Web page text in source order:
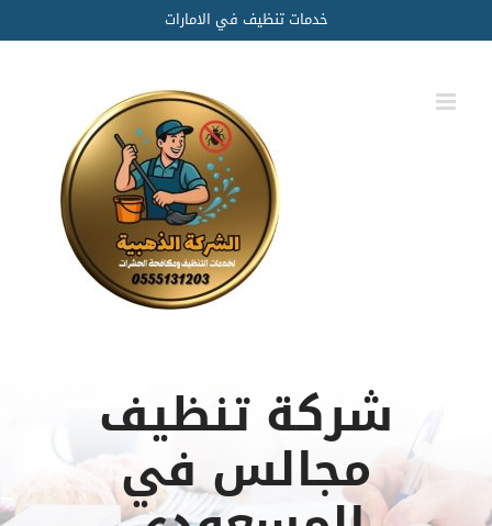
to
content
خدمات تنظيف في الامارات
شركة تنظيف
مجالس في